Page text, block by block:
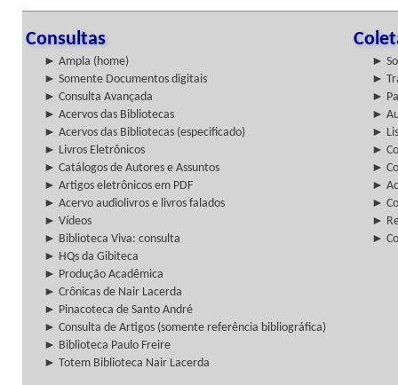
Consultas
► Ampla (home)
►
► Somente Documentos digitais
►
► Consulta Avançada
►
► Acervos das Bibliotecas
►
► Acervos das Bibliotecas (especificado)
►
► Livros Eletrônicos
►
► Catálogos de Autores e Assuntos
►
► Artigos eletrônicos em PDF
►
► Acervo audiolivros e livros falados
►
► Vídeos
►
► Biblioteca Viva: consulta
►
► HQs da Gibiteca
► Produção Acadêmica
► Crônicas de Nair Lacerda
► Pinacoteca de Santo André
► Consulta de Artigos (somente referência bibliográfica)
► Biblioteca Paulo Freire
► Totem Biblioteca Nair Lacerda